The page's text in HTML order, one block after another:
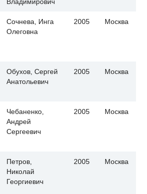
Сочнева, Инга
Олеговна
2005 Москва
Обухов, Сергей
Анатольевич
2005 Москва
Чебаненко,
Андрей
Сергеевич
2005 Москва
Петров,
Николай
Георгиевич
2005 Москва